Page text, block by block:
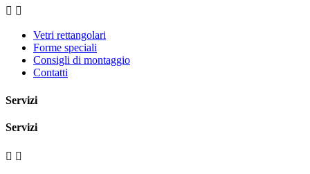
 
Vetri rettangolari
Forme speciali
Consigli di montaggio
Contatti
Servizi
Servizi
 